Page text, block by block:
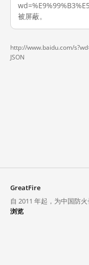
被屏蔽。
http://www.baidu.com/
JSON
GreatFire
自 2011 年起，为中国防火
浏览